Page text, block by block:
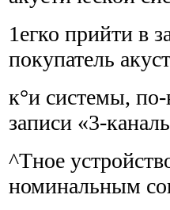
1егко прийти в
покупатель
к°и системы,
записи «3-
^Тное
номинальным